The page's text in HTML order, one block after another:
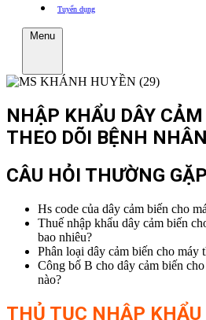
Tuyển dụng
Menu
NHẬP KHẨU DÂY
THEO DÕI BỆNH NHÂN
CÂU HỎI THƯỜNG
Hs code của dây cảm biến cho
Thuế nhập khẩu dây cảm biến
bao nhiêu?
Phân loại dây cảm biến cho máy
Công bố B cho dây cảm biến
nào?
THỦ TỤC NHẬP KHẨU